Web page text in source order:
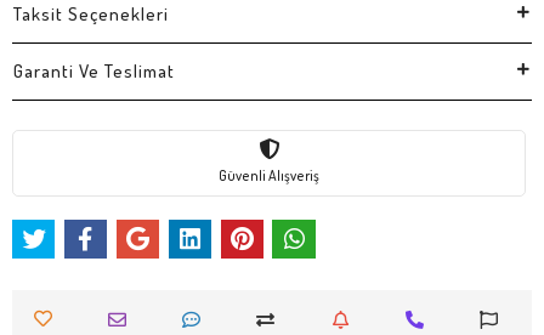
Taksit Seçenekleri
Garanti Ve Teslimat
Güvenli Alışveriş